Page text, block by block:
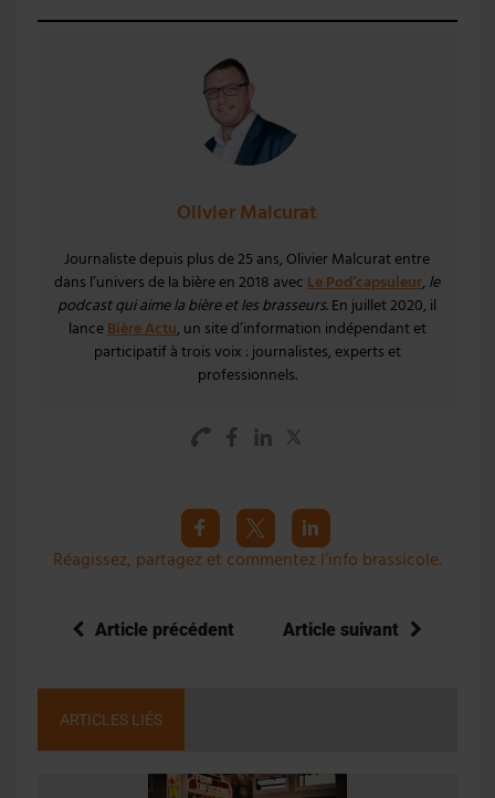
Olivier Malcurat
Journaliste depuis plus de 25 ans, Olivier Malcurat entre
dans l’univers de la bière en 2018 avec Le Pod’capsuleur, le
podcast qui aime la bière et les brasseurs. En juillet 2020, il
lance Bière Actu, un site d’information indépendant et
participatif à trois voix : journalistes, experts et
professionnels.
Réagissez, partagez et commentez l’info brassicole.
Article précédent Article suivant
ARTICLES LIÉS